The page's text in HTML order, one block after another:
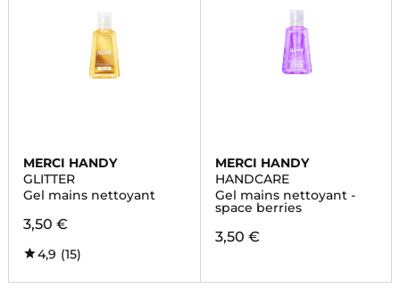
MERCI HANDY
GLITTER
Gel mains nettoyant
3,50 €
4,9 (15)
MERCI HANDY
HANDCARE
Gel mains nettoyant -
space berries
3,50 €